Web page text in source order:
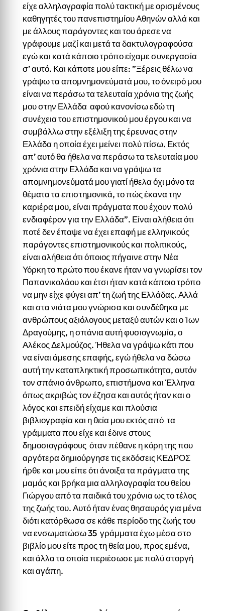
είχε αλληλογραφία πολύ τακτική με ορισμένους
καθηγητές του πανεπιστημίου Αθηνών αλλά και
με άλλους παράγοντες και του άρεσε να
γράφουμε μαζί και μετά τα δακτυλογραφούσα
εγώ και κατά κάποιο τρόπο είχαμε συνεργασία
σ’ αυτό. Και κάποτε μου είπε: ”Ξέρεις θέλω να
γράψω τα απομνημονεύματά μου, το όνειρό μου
είναι να περάσω τα τελευταία χρόνια της ζωής
μου στην Ελλάδα αφού κανονίσω εδώ τη
συνέχεια του επιστημονικού μου έργου και να
συμβάλλω στην εξέλιξη της έρευνας στην
Ελλάδα η οποία έχει μείνει πολύ πίσω. Εκτός
απ’ αυτό θα ήθελα να περάσω τα τελευταία μου
χρόνια στην Ελλάδα και να γράψω τα
απομνημονεύματά μου γιατί ήθελα όχι μόνο τα
θέματα τα επιστημονικά, το πώς έκανα την
καριέρα μου, είναι πράγματα που έχουν πολύ
ενδιαφέρον για την Ελλάδα”. Είναι αλήθεια ότι
ποτέ δεν έπαψε να έχει επαφή με ελληνικούς
παράγοντες επιστημονικούς και πολιτικούς,
είναι αλήθεια ότι όποιος πήγαινε στην Νέα
Υόρκη το πρώτο που έκανε ήταν να γνωρίσει τον
Παπανικολάου και έτσι ήταν κατά κάποιο τρόπο
να μην είχε φύγει απ’ τη ζωή της Ελλάδας. Αλλά
και στα νιάτα μου γνώρισα και συνδέθηκα με
ανθρώπους αξιόλογους μεταξύ αυτών και ο Ίων
Δραγούμης, η σπάνια αυτή φυσιογνωμία, ο
Αλέκος Δελμούζος. Ήθελα να γράψω κάτι που
να είναι άμεσης επαφής, εγώ ήθελα να δώσω
αυτή την καταπληκτική προσωπικότητα, αυτόν
τον σπάνιο άνθρωπο, επιστήμονα και Έλληνα
όπως ακριβώς τον έζησα και αυτός ήταν και ο
λόγος και επειδή είχαμε και πλούσια
βιβλιογραφία και η θεία μου εκτός από τα
γράμματα που είχε και έδινε στους
δημοσιογράφους όταν πέθανε η κόρη της που
αργότερα δημιούργησε τις εκδόσεις ΚΕΔΡΟΣ
ήρθε και μου είπε ότι άνοιξα τα πράγματα της
μαμάς και βρήκα μια αλληλογραφία του θείου
Γιώργου από τα παιδικά του χρόνια ως το τέλος
της ζωής του. Αυτό ήταν ένας θησαυρός για μένα
διότι κατόρθωσα σε κάθε περίοδο της ζωής του
να ενσωματώσω 35 γράμματα έχω μέσα στο
βιβλίο μου είτε προς τη θεία μου, προς εμένα,
και άλλα τα οποία περιέσωσε με πολύ στοργή
και αγάπη.